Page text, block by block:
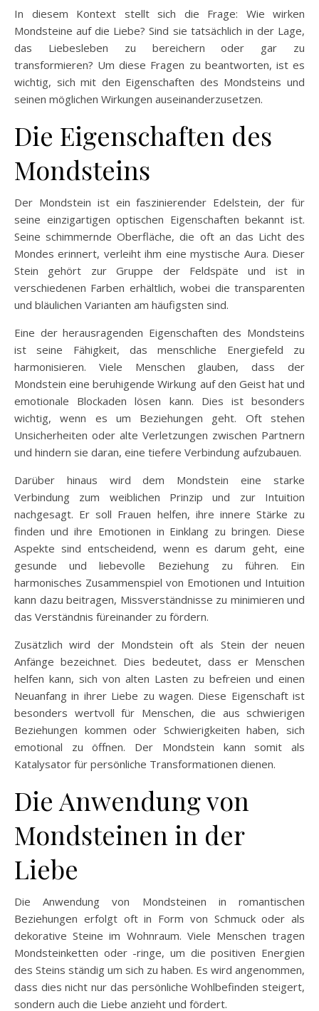
In diesem Kontext stellt sich die Frage: Wie wirken
Mondsteine auf die Liebe? Sind sie tatsächlich in der Lage,
das Liebesleben zu bereichern oder gar zu
transformieren? Um diese Fragen zu beantworten, ist es
wichtig, sich mit den Eigenschaften des Mondsteins und
seinen möglichen Wirkungen auseinanderzusetzen.
Die Eigenschaften des
Mondsteins
Der Mondstein ist ein faszinierender Edelstein, der für
seine einzigartigen optischen Eigenschaften bekannt ist.
Seine schimmernde Oberfläche, die oft an das Licht des
Mondes erinnert, verleiht ihm eine mystische Aura. Dieser
Stein gehört zur Gruppe der Feldspäte und ist in
verschiedenen Farben erhältlich, wobei die transparenten
und bläulichen Varianten am häufigsten sind.
Eine der herausragenden Eigenschaften des Mondsteins
ist seine Fähigkeit, das menschliche Energiefeld zu
harmonisieren. Viele Menschen glauben, dass der
Mondstein eine beruhigende Wirkung auf den Geist hat und
emotionale Blockaden lösen kann. Dies ist besonders
wichtig, wenn es um Beziehungen geht. Oft stehen
Unsicherheiten oder alte Verletzungen zwischen Partnern
und hindern sie daran, eine tiefere Verbindung aufzubauen.
Darüber hinaus wird dem Mondstein eine starke
Verbindung zum weiblichen Prinzip und zur Intuition
nachgesagt. Er soll Frauen helfen, ihre innere Stärke zu
finden und ihre Emotionen in Einklang zu bringen. Diese
Aspekte sind entscheidend, wenn es darum geht, eine
gesunde und liebevolle Beziehung zu führen. Ein
harmonisches Zusammenspiel von Emotionen und Intuition
kann dazu beitragen, Missverständnisse zu minimieren und
das Verständnis füreinander zu fördern.
Zusätzlich wird der Mondstein oft als Stein der neuen
Anfänge bezeichnet. Dies bedeutet, dass er Menschen
helfen kann, sich von alten Lasten zu befreien und einen
Neuanfang in ihrer Liebe zu wagen. Diese Eigenschaft ist
besonders wertvoll für Menschen, die aus schwierigen
Beziehungen kommen oder Schwierigkeiten haben, sich
emotional zu öffnen. Der Mondstein kann somit als
Katalysator für persönliche Transformationen dienen.
Die Anwendung von
Mondsteinen in der
Liebe
Die Anwendung von Mondsteinen in romantischen
Beziehungen erfolgt oft in Form von Schmuck oder als
dekorative Steine im Wohnraum. Viele Menschen tragen
Mondsteinketten oder -ringe, um die positiven Energien
des Steins ständig um sich zu haben. Es wird angenommen,
dass dies nicht nur das persönliche Wohlbefinden steigert,
sondern auch die Liebe anzieht und fördert.